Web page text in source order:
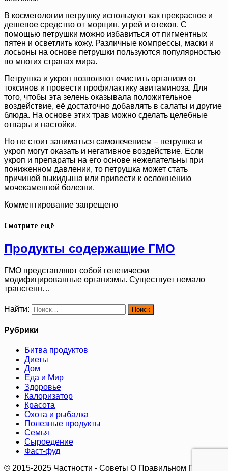
В косметологии петрушку используют как прекрасное и
дешевое средство от морщин, угрей и отеков. С
помощью петрушки можно избавиться от пигментных
пятен и осветлить кожу. Различные компрессы, маски и
лосьоны на основе петрушки пользуются популярностью
во многих странах мира.
Петрушка и укроп позволяют очистить организм от
токсинов и провести профилактику авитаминоза. Для
того, чтобы эта зелень оказывала положительное
воздействие, её достаточно добавлять в салаты и другие
блюда. На основе этих трав можно сделать целебные
отвары и настойки.
Но не стоит заниматься самолечением – петрушка и
укроп могут оказать и негативное воздействие. Если
укроп и препараты на его основе нежелательны при
пониженном давлении, то петрушка может стать
причиной выкидыша или привести к осложнению
мочекаменной болезни.
Комментирование запрещено
Смотрите ещё
Продукты содержащие ГМО
ГМО представляют собой генетически
модифицированные организмы. Существует немало
трансгенн…
Найти:
Рубрики
Битва продуктов
Диеты
Дом
Еда и Мир
Здоровье
Калоризатор
Красота
Охота и рыбалка
Полезные продукты
Семья
Сыроедение
Фаст-фуд
© 2015-2025 Частности - Советы О Правильном Питании.